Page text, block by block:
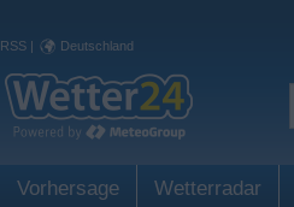
RSS | Deutschland
Vorhersage Wetterradar